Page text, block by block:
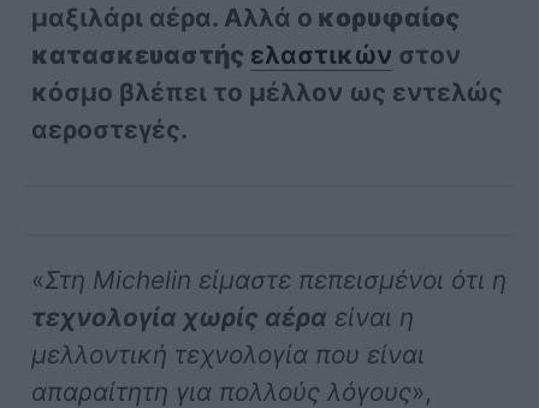
μαξιλάρι αέρα. Αλλά ο κορυφαίος
κατασκευαστής ελαστικών στον
κόσμο βλέπει το μέλλον ως εντελώς
αεροστεγές.
«Στη Michelin είμαστε πεπεισμένοι ότι η
τεχνολογία χωρίς αέρα είναι η
μελλοντική τεχνολογία που είναι
απαραίτητη για πολλούς λόγους»,